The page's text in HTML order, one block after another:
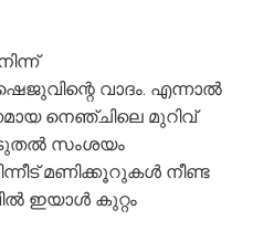
വാദം. എന്നാല്‍
നെഞ്ചിലെ മുറിവ്
സംശയം
മണിക്കൂറുകള്‍ നീണ്ട
ഇയാള്‍ കുറ്റം